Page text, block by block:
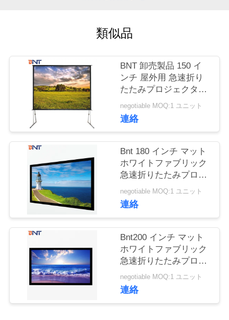
管
達
な
ニ
類似品
BNT 卸売製品 150 イ
ンチ 屋外用 急速折り
たたみプロジェクタス
クリーン用 4 分の:3
negotiable MOQ:1 ユニット
連絡
Bnt 180 インチ マット
ホワイトファブリック
急速折りたたみプロジ
ェクタスクリーン
negotiable MOQ:1 ユニット
連絡
Bnt200 インチ マット
ホワイトファブリック
急速折りたたみプロジ
ェクタスクリーン
negotiable MOQ:1 ユニット
連絡